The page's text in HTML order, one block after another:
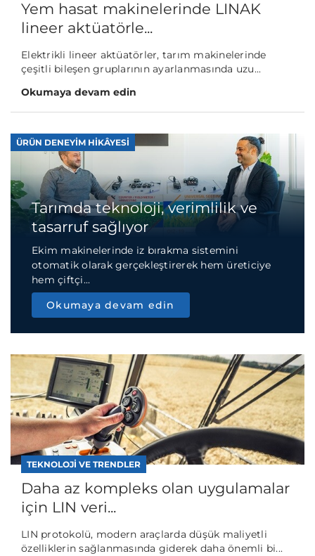
Yem hasat makinelerinde LINAK
lineer aktüatörle...
Elektrikli lineer aktüatörler, tarım makinelerinde
çeşitli bileşen gruplarının ayarlanmasında uzu...
Okumaya devam edin
ÜRÜN DENEYIM HIKÂYESI
Tarımda teknoloji, verimlilik ve
tasarruf sağlıyor
Ekim makinelerinde iz bırakma sistemini
otomatik olarak gerçekleştirerek hem üreticiye
hem çiftçi...
Okumaya devam edin
TEKNOLOJI VE TRENDLER
Daha az kompleks olan uygulamalar
için LIN veri...
LIN protokolü, modern araçlarda düşük maliyetli
özelliklerin sağlanmasında giderek daha önemli bi...